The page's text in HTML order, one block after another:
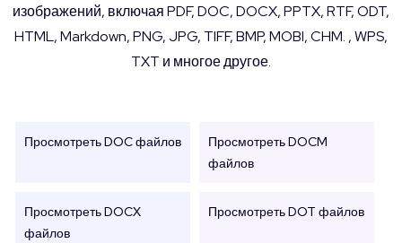
изображений, включая PDF, DOC, DOCX, PPTX, RTF, ODT,
HTML, Markdown, PNG, JPG, TIFF, BMP, MOBI, CHM. , WPS,
TXT и многое другое.
Просмотреть DOC файлов
Просмотреть DOCM
файлов
Просмотреть DOCX
файлов
Просмотреть DOT файлов